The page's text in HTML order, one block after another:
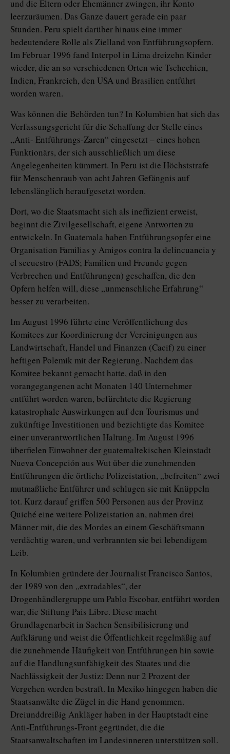
und die Eltern oder Ehemänner zwingen, ihr Konto
leerzuräumen. Das Ganze dauert gerade ein paar
Stunden. Peru spielt darüber hinaus eine immer
bedeutendere Rolle als Zielland von Entführungsopfern.
Im Februar 1996 fand Interpol in Lima dreizehn Kinder
wieder, die an so verschiedenen Orten wie Tschechien,
Indien, Frankreich, den USA und Brasilien entführt
worden waren.
Was können die Behörden tun? In Kolumbien hat sich das
Verfassungsgericht für die Schaffung der Stelle eines
„Anti- Entführungs-Zaren“ eingesetzt – eines hohen
Funktionärs, der sich ausschließlich um diese
Angelegenheiten kümmert. In Peru ist die Höchststrafe
für Menschenraub von acht Jahren Gefängnis auf
lebenslänglich heraufgesetzt worden.
Dort, wo die Staatsmacht sich als ineffizient erweist,
beginnt die Zivilgesellschaft, eigene Antworten zu
entwickeln. In Guatemala haben Entführungsopfer eine
Organisation Familias y Amigos contra la delincuancia y
el secuestro (FADS; Familien und Freunde gegen
Verbrechen und Entführungen) geschaffen, die den
Opfern helfen will, diese „unmenschliche Erfahrung“
besser zu verarbeiten.
Im August 1996 führte eine Veröffentlichung des
Komitees zur Koordinierung der Vereinigungen aus
Landwirtschaft, Handel und Finanzen (Cacif) zu einer
heftigen Polemik mit der Regierung. Nachdem das
Komitee bekannt gemacht hatte, daß in den
vorangegangenen acht Monaten 140 Unternehmer
entführt worden waren, befürchtete die Regierung
katastrophale Auswirkungen auf den Tourismus und
zukünftige Investitionen und bezichtigte das Komitee
einer unverantwortlichen Haltung. Im August 1996
überfielen Einwohner der guatemaltekischen Kleinstadt
Nueva Concepción aus Wut über die zunehmenden
Entführungen die örtliche Polizeistation, „befreiten“ zwei
mutmaßliche Entführer und schlugen sie mit Knüppeln
tot. Kurz darauf griffen 500 Personen aus der Provinz
Quiché eine weitere Polizeistation an, nahmen drei
Männer mit, die des Mordes an einem Geschäftsmann
verdächtig waren, und verbrannten sie bei lebendigem
Leib.
In Kolumbien gründete der Journalist Francisco Santos,
der 1989 von den „extradables“, der
Drogenhändlergruppe um Pablo Escobar, entführt worden
war, die Stiftung Pais Libre. Diese macht
Grundlagenarbeit in Sachen Sensibilisierung und
Aufklärung und weist die Öffentlichkeit regelmäßig auf
die zunehmende Häufigkeit von Entführungen hin sowie
auf die Handlungsunfähigkeit des Staates und die
Nachlässigkeit der Justiz: Denn nur 2 Prozent der
Vergehen werden bestraft. In Mexiko hingegen haben die
Staatsanwälte die Zügel in die Hand genommen.
Dreiunddreißig Ankläger haben in der Hauptstadt eine
Anti-Entführungs-Front gegründet, die die
Staatsanwaltschaften im Landesinneren unterstützen soll.